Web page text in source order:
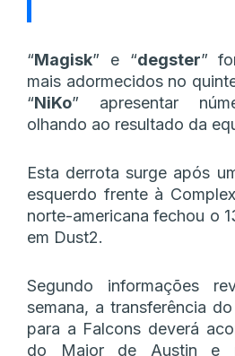
“Magisk” e “degster”
mais adormecidos no
“NiKo” apresentar
olhando ao resultado da
Esta derrota surge após
esquerdo frente à
norte-americana fechou o
em Dust2.
Segundo informações
semana, a transferência
para a Falcons deverá
do Major de Austin e